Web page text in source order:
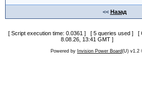
<< Назад
[ Script execution time: 0.0361 ] [ 5 queries used ] [
8.08.26, 13:41 GMT ]
Powered by Invision Power Board(U) v1.2